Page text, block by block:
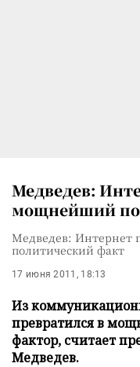
Медведев:
мощнейший
Медведев: Интернет
политический факт
17 июня 2011, 18:13
Из
превратился в
фактор, считает
Медведев.